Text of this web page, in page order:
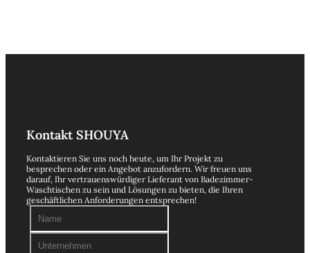
Kontakt SHOUYA
Kontaktieren Sie uns noch heute, um Ihr Projekt zu
besprechen oder ein Angebot anzufordern. Wir freuen uns
darauf, Ihr vertrauenswürdiger Lieferant von Badezimmer-
Waschtischen zu sein und Lösungen zu bieten, die Ihren
geschäftlichen Anforderungen entsprechen!